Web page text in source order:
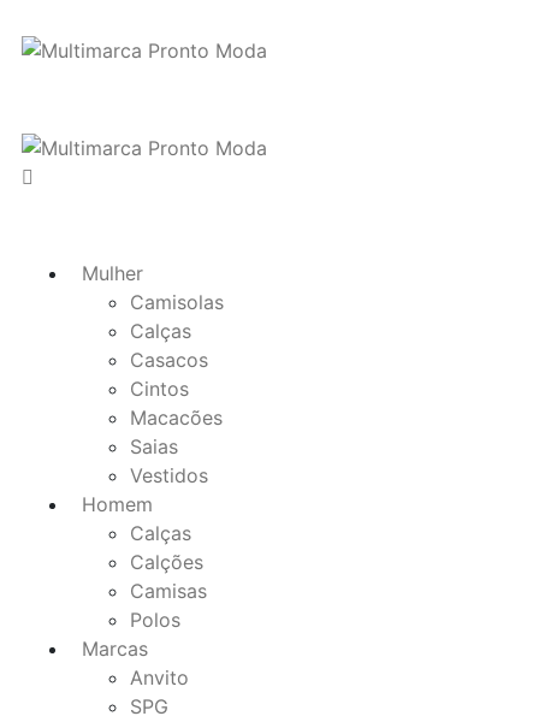
Mulher
Camisolas
Calças
Casacos
Cintos
Macacões
Saias
Vestidos
Homem
Calças
Calções
Camisas
Polos
Marcas
Anvito
SPG